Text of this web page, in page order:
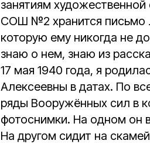
занятиям
СОШ №2 хранится письмо
которую ему никогда не
знаю о нем, знаю из
17 мая 1940 года, я
Алексеевны в датах. По
ряды Вооружённых сил в
фотоснимки. На одном он
На другом сидит на